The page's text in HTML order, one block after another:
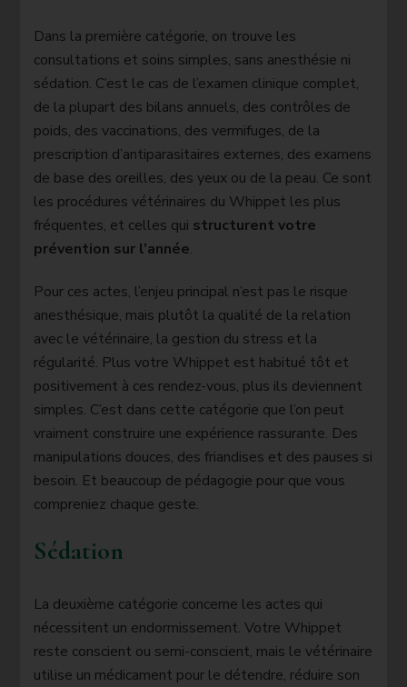
Dans la première catégorie, on trouve les
consultations et soins simples, sans anesthésie ni
sédation. C’est le cas de l’examen clinique complet,
de la plupart des bilans annuels, des contrôles de
poids, des vaccinations, des vermifuges, de la
prescription d’antiparasitaires externes, des examens
de base des oreilles, des yeux ou de la peau. Ce sont
les procédures vétérinaires du Whippet les plus
fréquentes, et celles qui structurent votre
prévention sur l’année.
Pour ces actes, l’enjeu principal n’est pas le risque
anesthésique, mais plutôt la qualité de la relation
avec le vétérinaire, la gestion du stress et la
régularité. Plus votre Whippet est habitué tôt et
positivement à ces rendez-vous, plus ils deviennent
simples. C’est dans cette catégorie que l’on peut
vraiment construire une expérience rassurante. Des
manipulations douces, des friandises et des pauses si
besoin. Et beaucoup de pédagogie pour que vous
compreniez chaque geste.
Sédation
La deuxième catégorie concerne les actes qui
nécessitent un endormissement. Votre Whippet
reste conscient ou semi-conscient, mais le vétérinaire
utilise un médicament pour le détendre, réduire son